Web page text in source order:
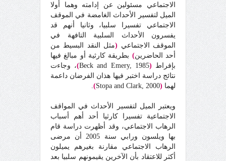
الاجتماعي مسئولين عن إدامته وهما أولا
الميل لتفسير الأحداث الغامضة في الموقف
الاجتماعي تفسيرا سلبيا، وثانيا أنهم قد
يفسرون الأحداث السلبية التافهة في
الموقف الاجتماعي (مثل النقد البسيط من
أحد الحاضرين) بطريقة كارثية أو مبالغ فيها
بإفراط (
Beck and Emery, 1985
)، وجاءت
نتائج دراسة اختبر فيها هذان الفرضان داعمة
لهما (
Stopa and Clark, 2000
)
ويعتبر الميل لتفسير الأحداث في المواقف
الاجتماعية تفسيرا كارثيا أحد أهم أسباب
الرهاب الاجتماعي، وقد أظهرت دراسة قام
بها ويلسون ورابي سنة 2005 أن مرضى
الرهاب الاجتماعي مقارنة بغيرهم يميلون
أكثر للاعتقاد بأن الآخرين يقيمونهم سلبيا بعد